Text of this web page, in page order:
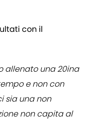
con il
allenato una 20ina
e non con
sia una non
non capita al